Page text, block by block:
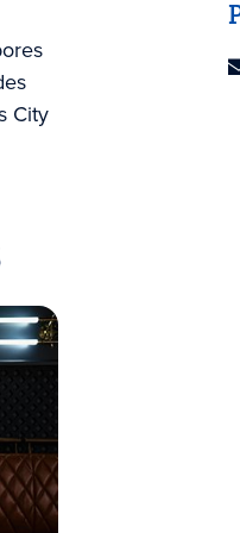
City